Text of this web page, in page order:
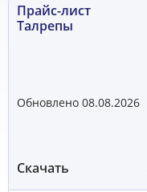
Прайс-лист
Талрепы
Обновлено 08.08.2026
Скачать